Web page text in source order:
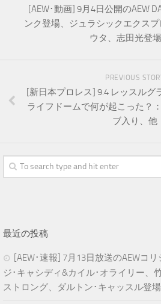
[AEW･動画] 9月4日公開のAEW
ンク登場、ジュラシックエクス
ウタ、志田光登
PREVIOUS
[新日本プロレス] 9.4 レッスルグ
ライフドームで何が起こった？
ブ入り、他
最近の投稿
[AEW･速報] 7月13日放送のAEWコ
ジ･キャシディ&カイル･オライリー、
ストロング、ダルトン･キャッスル登